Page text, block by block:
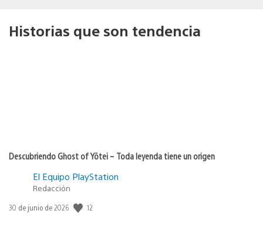
Historias que son tendencia
Descubriendo Ghost of Yōtei – Toda leyenda tiene un origen
El Equipo PlayStation
Redacción
Fecha
30 de junio de 2026 12